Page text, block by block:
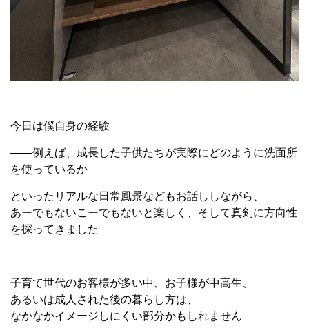
今日は僕自身の経験
——例えば、成長した子供たちが実際にどのように洗面所
を使っているか
といったリアルな日常風景などもお話ししながら、
あーでもないこーでもないと楽しく、そして真剣に方向性
を探ってきました
子育て世代のお客様が多い中、お子様が中高生、
あるいは成人された後の暮らし方は、
なかなかイメージしにくい部分かもしれません